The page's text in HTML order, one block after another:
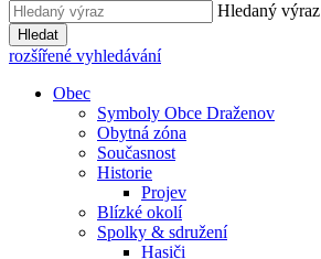
Hledaný výraz
Hledat
rozšířené vyhledávání
Obec
Symboly Obce Draženov
Obytná zóna
Současnost
Historie
Projev
Blízké okolí
Spolky & sdružení
Hasiči